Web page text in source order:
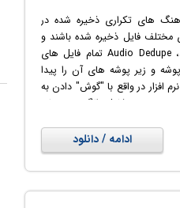
های تکراری ذخیره شده در
فایل ذخیره شده باشند و
تگ های ID3 آن ها نیز مشخص نشده باشد، Audio Dedupe تمام فایل های
و زیر پوشه های آن را پیدا
افزار در واقع با "گوش" دادن به
شامل الگوریتم های
به صورت گروهی نشان می دهد و
تر و یا فایل های با بیت ریت
طور خودکار علامت گذاری کند.
توانند به ریسایکل بین انتقال
به یک پوشه دلخواه منتقل
ادامه / دانلود